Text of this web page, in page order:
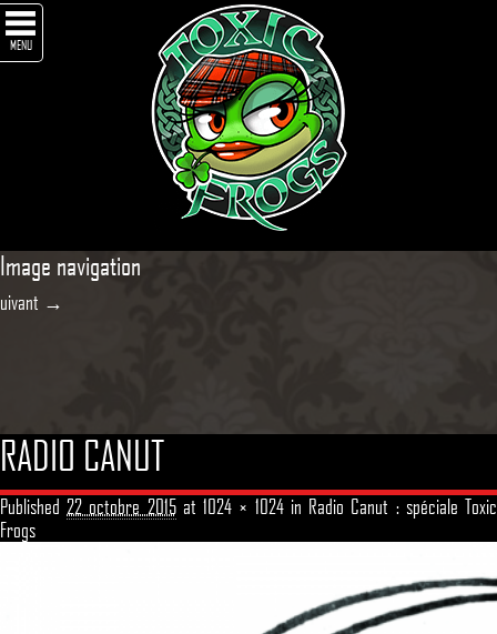
MENU
Image navigation
uivant →
RADIO CANUT
Published 22 octobre 2015at1024 × 1024in Radio Canut : spéciale Toxic
Frogs